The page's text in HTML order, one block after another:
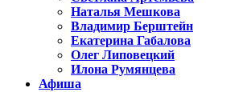
Наталья Мешкова
Владимир Берштейн
Екатерина Габалова
Олег Липовецкий
Илона Румянцева
Афиша